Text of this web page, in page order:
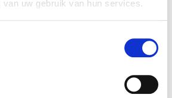
uw gebruik van hun services.